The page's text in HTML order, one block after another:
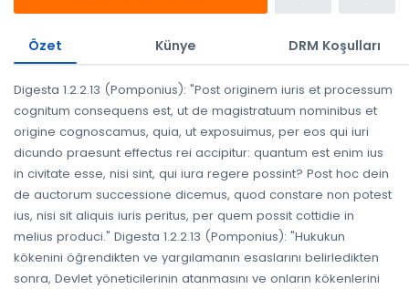
Özet Künye DRM Koşulları
Digesta 1.2.2.13 (Pomponius): "Post originem iuris et processum
cognitum consequens est, ut de magistratuum nominibus et
origine cognoscamus, quia, ut exposuimus, per eos qui iuri
dicundo praesunt effectus rei accipitur: quantum est enim ius
in civitate esse, nisi sint, qui iura regere possint? Post hoc dein
de auctorum successione dicemus, quod constare non potest
ius, nisi sit aliquis iuris peritus, per quem possit cottidie in
melius produci." Digesta 1.2.2.13 (Pomponius): "Hukukun
kökenini öğrendikten ve yargılamanın esaslarını belirledikten
sonra, Devlet yöneticilerinin atanmasını ve onların kökenlerini